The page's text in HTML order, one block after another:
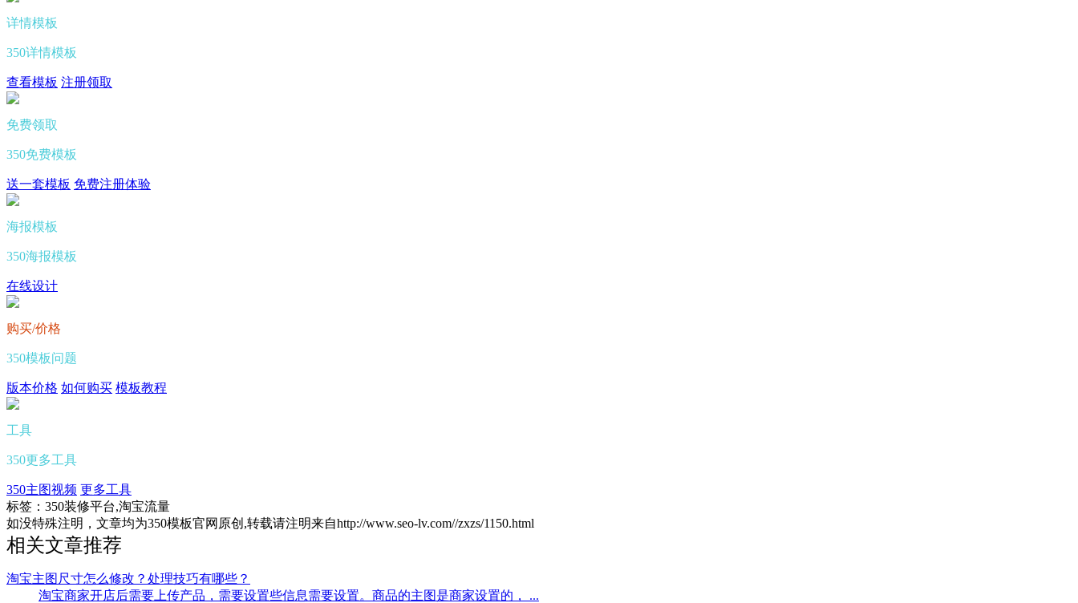
详情模板
350详情模板
查看模板 注册领取
免费领取
350免费模板
送一套模板 免费注册体验
海报模板
350海报模板
在线设计
购买/价格
350模板问题
版本价格 如何购买 模板教程
工具
350更多工具
350主图视频 更多工具
标签： 350装修平台,淘宝流量
如没特殊注明，文章均为350模板官网原创,转载请注明来自http://www.seo-lv.com//zxzs/1150.html
相关文章推荐
淘宝主图尺寸怎么修改？处理技巧有哪些？
淘宝商家开店后需要上传产品，需要设置些信息需要设置。商品的主图是商家设置的， ...